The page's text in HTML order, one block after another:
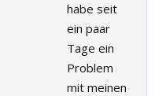
habe seit
ein paar
Tage ein
Problem
mit meinen